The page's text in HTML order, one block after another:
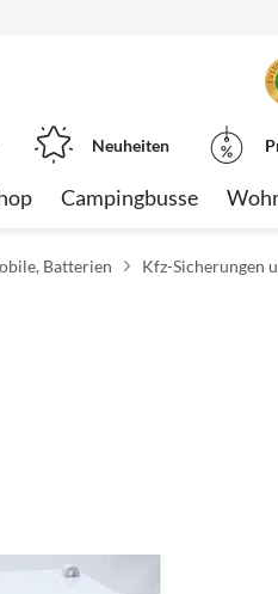
Neuheiten
Campingbusse
Batterien Kfz-Sicherungen